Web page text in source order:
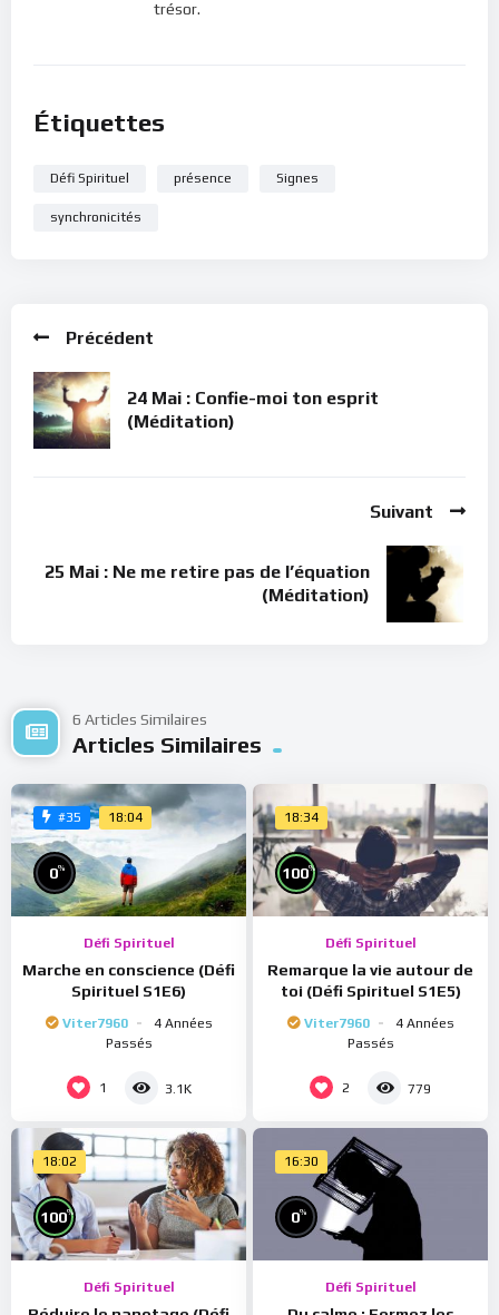
design=”twitter”]
Si vous voulez vous inscrire sur le site (afin d’être en mesure
veuillez cliquer ici :
trésor.
Étiquettes
Défi Spirituel présence Signes
synchronicités
Précédent
24 Mai : Confie-moi ton esprit
(Méditation)
Suivant
25 Mai : Ne me retire pas de l’équation
(Méditation)
6 Articles Similaires
Articles Similaires
#35 18:04
0%
Défi Spirituel
Marche en conscience (Défi
Spirituel S1E6)
Viter7960
4 Années
Passés
1 3.1K
18:34
100%
Défi Spirituel
Remarque la vie autour de
toi (Défi Spirituel S1E5)
Viter7960
4 Années
Passés
2 779
18:02
100%
Défi Spirituel
16:30
0%
Défi Spirituel